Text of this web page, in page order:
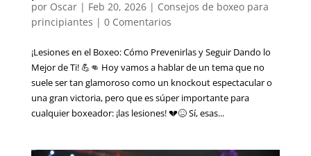
por Oscar| Feb 20, 2026| Consejos de boxeo para
principiantes | 0 Comentarios
¡Lesiones en el Boxeo: Cómo Prevenirlas y Seguir Dando lo
Mejor de Ti! 💪👊 Hoy vamos a hablar de un tema que no
suele ser tan glamoroso como un knockout espectacular o
una gran victoria, pero que es súper importante para
cualquier boxeador: ¡las lesiones! 💔😖 Sí, esas...